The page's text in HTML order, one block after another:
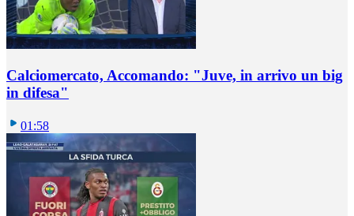
Calciomercato, Accomando: "Juve, in arrivo un big
in difesa"
01:58